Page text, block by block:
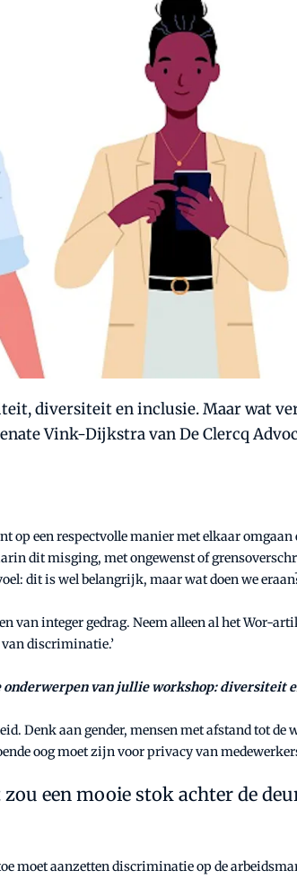
diversiteit en inclusie. Maar wat
Vink-Dijkstra van De Clercq
een respectvolle manier met elkaar omgaan
dit misging, met ongewenst of
dit is wel belangrijk, maar wat doen we
integer gedrag. Neem alleen al het Wor-
van discriminatie.’
onderwerpen van jullie workshop: diversiteit
Denk aan gender, mensen met afstand tot de
oog moet zijn voor privacy van
een mooie stok achter de
moet aanzetten discriminatie op de